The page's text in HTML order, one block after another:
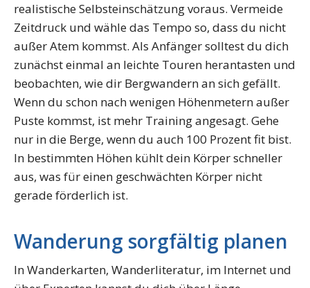
realistische Selbsteinschätzung voraus. Vermeide
Zeitdruck und wähle das Tempo so, dass du nicht
außer Atem kommst. Als Anfänger solltest du dich
zunächst einmal an leichte Touren herantasten und
beobachten, wie dir Bergwandern an sich gefällt.
Wenn du schon nach wenigen Höhenmetern außer
Puste kommst, ist mehr Training angesagt. Gehe
nur in die Berge, wenn du auch 100 Prozent fit bist.
In bestimmten Höhen kühlt dein Körper schneller
aus, was für einen geschwächten Körper nicht
gerade förderlich ist.
Wanderung sorgfältig planen
In Wanderkarten, Wanderliteratur, im Internet und